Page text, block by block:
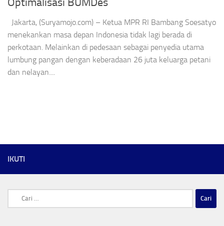
Jakarta, (Suryamojo.com) – Ketua MPR RI Bambang Soesatyo
menekankan masa depan Indonesia tidak lagi berada di
perkotaan. Melainkan di pedesaan sebagai penyedia utama
lumbung pangan dengan keberadaan 26 juta keluarga petani
dan nelayan....
IKUTI
untuk: